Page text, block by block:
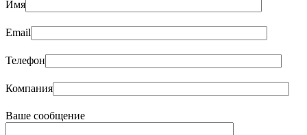
Имя
Email
Телефон
Компания
Ваше сообщение